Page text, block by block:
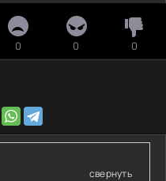
0 0 0
свернуть